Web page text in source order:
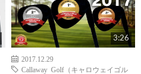
3:26
2017.12.29
Callaway Golf（キャロウェイゴル